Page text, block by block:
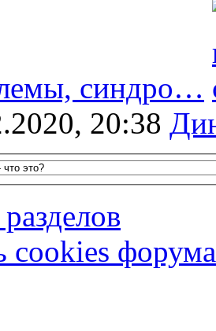
синдро…
20:38
cookies форума